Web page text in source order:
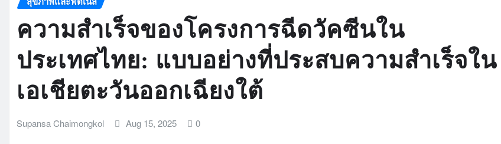
ความสำเร็จของโครงการฉีดวัคซีนใน
ประเทศไทย: แบบอย่างที่ประสบความสำเร็จใน
เอเชียตะวันออกเฉียงใต้
Supansa Chaimongkol Aug 15, 2025 0